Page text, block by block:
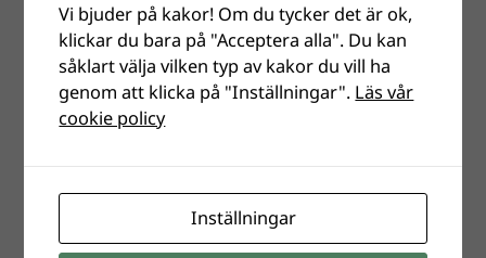
Vi bjuder på kakor! Om du tycker det är ok,
klickar du bara på "Acceptera alla". Du kan
såklart välja vilken typ av kakor du vill ha
genom att klicka på "Inställningar". Läs vår
cookie policy
Inställningar